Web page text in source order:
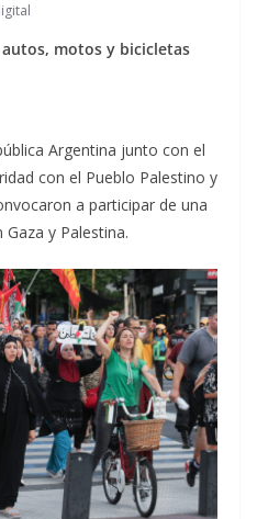
motos y bicicletas
Argentina junto con el
con el Pueblo Palestino y
a participar de una
y Palestina.